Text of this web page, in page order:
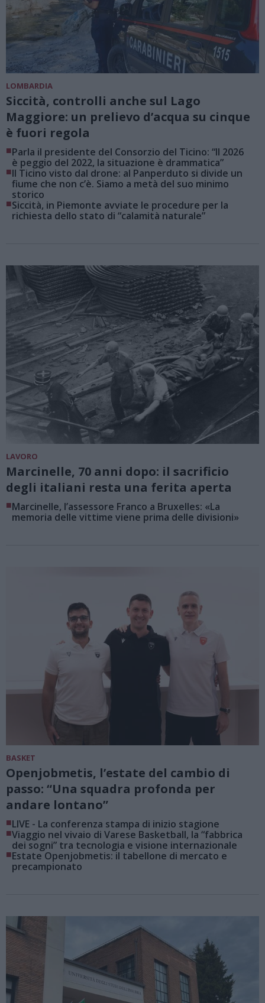
LOMBARDIA
Siccità, controlli anche sul Lago
Maggiore: un prelievo d’acqua su cinque
è fuori regola
■Parla il presidente del Consorzio del Ticino: “Il 2026
è peggio del 2022, la situazione è drammatica”
■Il Ticino visto dal drone: al Panperduto si divide un
fiume che non c’è. Siamo a metà del suo minimo
storico
■Siccità, in Piemonte avviate le procedure per la
richiesta dello stato di “calamità naturale”
LAVORO
Marcinelle, 70 anni dopo: il sacrificio
degli italiani resta una ferita aperta
■Marcinelle, l’assessore Franco a Bruxelles: «La
memoria delle vittime viene prima delle divisioni»
BASKET
Openjobmetis, l’estate del cambio di
passo: “Una squadra profonda per
andare lontano”
■LIVE - La conferenza stampa di inizio stagione
■Viaggio nel vivaio di Varese Basketball, la “fabbrica
dei sogni” tra tecnologia e visione internazionale
■Estate Openjobmetis: il tabellone di mercato e
precampionato